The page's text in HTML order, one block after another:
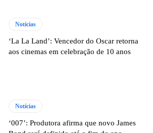
Notícias
‘La La Land’: Vencedor do Oscar retorna
aos cinemas em celebração de 10 anos
Notícias
‘007’: Produtora afirma que novo James